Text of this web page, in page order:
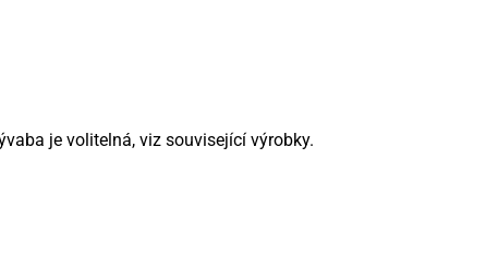
je volitelná, viz související výrobky.